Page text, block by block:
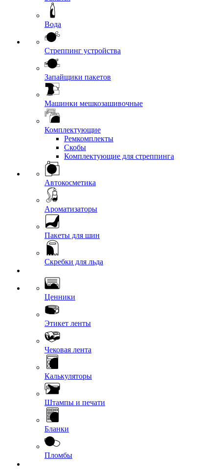
Вода
Стреппинг устройства
Запайщики пакетов
Машинки мешкозашивочные
Комплектующие
Ремкомплекты
Скобы
Комплектующие для стреппинга
Автокосметика
Ароматизаторы
Пакеты для шин
Скребки для льда
Ценники
Этикет ленты
Чековая лента
Калькуляторы
Штампы и печати
Бланки
Пломбы